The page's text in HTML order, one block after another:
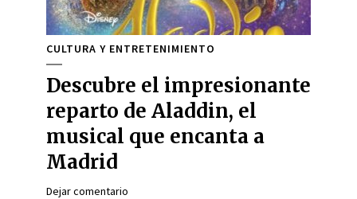
CULTURA Y ENTRETENIMIENTO
Descubre el impresionante
reparto de Aladdin, el
musical que encanta a
Madrid
Dejar comentario